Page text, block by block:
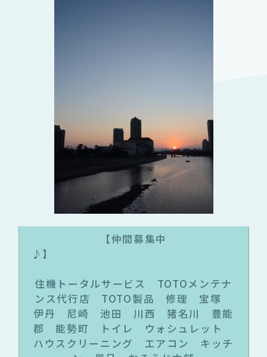
【仲間募集中
♪
住機トータルサービス TOTOメンテナ
ンス代行店 TOTO製品 修理 宝塚
伊丹 尼崎 池田 川西 猪名川 豊能
郡 能勢町 トイレ ウォシュレット
ハウスクリーニング エアコン キッチ